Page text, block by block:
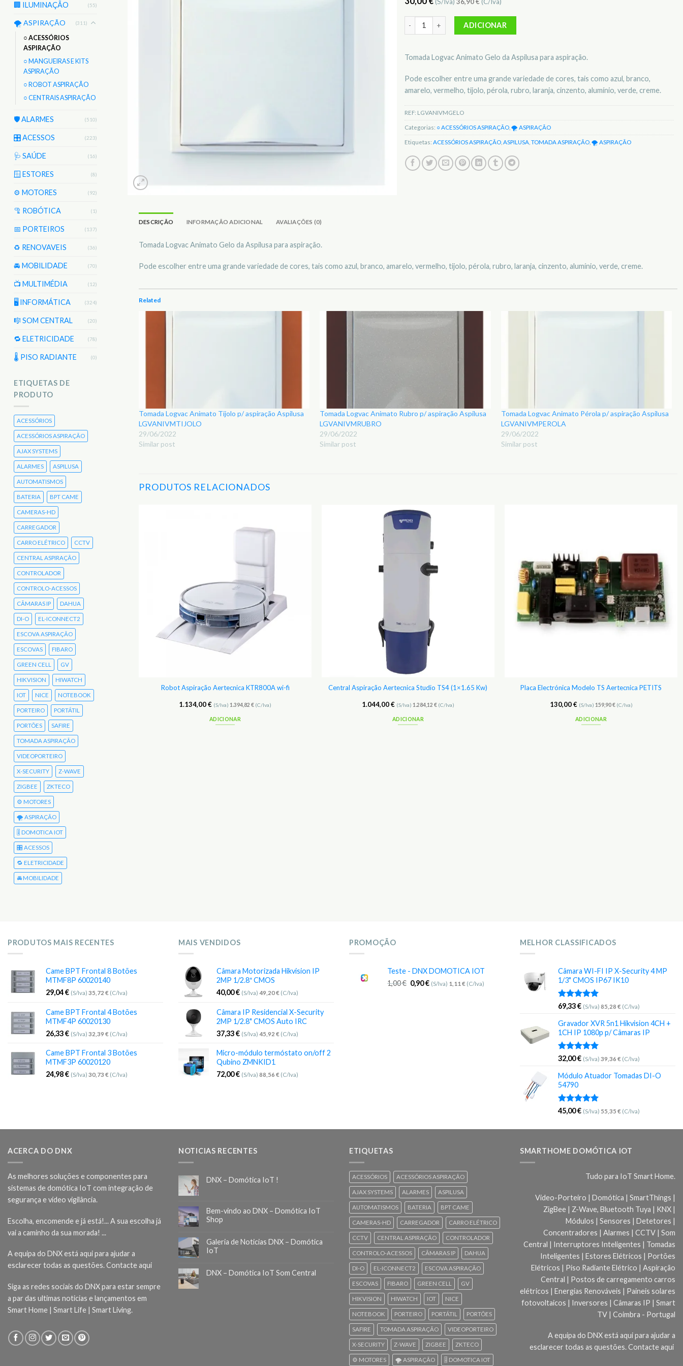
🏢 ILUMINAÇÃO (55)
🌪️ ASPIRAÇÃO (311)
○ ACESSÓRIOS
ASPIRAÇÃO
○ MANGUEIRAS E KITS
ASPIRAÇÃO
○ ROBOT ASPIRAÇÃO
○ CENTRAIS ASPIRAÇÃO
🛡️ ALARMES (510)
🎛️ ACESSOS (223)
🩺 SAÚDE (16)
🪟 ESTORES (8)
⚙️ MOTORES (92)
🦿 ROBÓTICA (1)
📅 PORTEIROS (137)
♻️ RENOVAVEIS (36)
🚘 MOBILIDADE (70)
📺 MULTIMÉDIA (12)
🖥️ INFORMÁTICA (324)
🎼 SOM CENTRAL (20)
🔁 ELETRICIDADE (78)
🌡 PISO RADIANTE (0)
ETIQUETAS DE
PRODUTO
ACESSÓRIOS
ACESSÓRIOS ASPIRAÇÃO
AJAX SYSTEMS
ALARMES ASPILUSA
AUTOMATISMOS
BATERIA BPT CAME
CAMERAS-HD
CARREGADOR
CARRO ELÉTRICO CCTV
CENTRAL ASPIRAÇÃO
CONTROLADOR
CONTROLO-ACESSOS
CÂMARAS IP DAHUA
DI-O EL-ICONNECT2
ESCOVA ASPIRAÇÃO
ESCOVAS FIBARO
GREEN CELL GV
HIKVISION HIWATCH
IOT NICE NOTEBOOK
PORTEIRO PORTÁTIL
PORTÕES SAFIRE
TOMADA ASPIRAÇÃO
VIDEOPORTEIRO
X-SECURITY Z-WAVE
ZIGBEE ZKTECO
⚙️ MOTORES
🌪️ ASPIRAÇÃO
🎚️ DOMOTICA IOT
🎛️ ACESSOS
🔁 ELETRICIDADE
🚘 MOBILIDADE
(S/Iva) 36,90€ (C/Iva)
Quantidade de Tomada Logvac Animato Gelo p/ aspiração Aspilusa LGVANIVMGELO
ADICIONAR
Tomada Logvac Animato Gelo da Aspilusa para aspiração.
Pode escolher entre uma grande variedade de cores, tais como azul, branco,
amarelo, vermelho, tijolo, pérola, rubro, laranja, cinzento, alumínio, verde, creme.
REF: LGVANIVMGELO
Categorias: ○ ACESSÓRIOS ASPIRAÇÃO 🌪️ ASPIRAÇÃO
Etiquetas: ACESSÓRIOS ASPIRAÇÃO ASPILUSA TOMADA ASPIRAÇÃO 🌪️ ASPIRAÇÃO
DESCRIÇÃO INFORMAÇÃO ADICIONAL AVALIAÇÕES (0)
Tomada Logvac Animato Gelo da Aspilusa para aspiração.
Pode escolher entre uma grande variedade de cores, tais como azul, branco, amarelo, vermelho, tijolo, pérola, rubro, laranja, cinzento, alumínio, verde, creme.
Related
Tomada Logvac Animato Tijolo p/ aspiração Aspilusa
LGVANIVMTIJOLO
29/06/2022
Similar post
Tomada Logvac Animato Rubro p/ aspiração Aspilusa
LGVANIVMRUBRO
29/06/2022
Similar post
Tomada Logvac Animato Pérola p/ aspiração Aspilusa
LGVANIVMPEROLA
29/06/2022
Similar post
PRODUTOS RELACIONADOS
Robot Aspiração Aertecnica KTR800A wi-fi
1.134,00€ (S/Iva) 1.394,82 € (C/Iva)
ADICIONAR
Central Aspiração Aertecnica Studio TS4 (1×1.65 Kw)
1.044,00€ (S/Iva) 1.284,12 €(C/Iva)
ADICIONAR
Placa Electrónica Modelo TS Aertecnica PETITS
130,00€ (S/Iva) 159,90€(C/Iva)
ADICIONAR
Aspiração Aertecnica Precision 1
FCT1
85,00€ (S/Iva)104,55€(C/Iva)
ADICIONAR
PRODUTOS MAIS RECENTES
Came BPT Frontal 8 Botões
MTMF8P 60020140
29,04€ (S/Iva) 35,72 € (C/Iva)
Came BPT Frontal 4 Botões
MTMF4P 60020130
26,33€ (S/Iva) 32,39 € (C/Iva)
Came BPT Frontal 3 Botões
MTMF3P 60020120
24,98€ (S/Iva) 30,73 € (C/Iva)
MAIS VENDIDOS
Câmara Motorizada Hikvision IP
2MP 1/2.8″ CMOS
40,00€ (S/Iva) 49,20€ (C/Iva)
Câmara IP Residencial X-Security
2MP 1/2.8" CMOS Auto IRC
37,33€ (S/Iva) 45,92 € (C/Iva)
Micro-módulo termóstato on/off 2
Qubino ZMNKID1
72,00€ (S/Iva) 88,56 € (C/Iva)
PROMOÇÃO
Teste - DNX DOMOTICA IOT
1,00€ 0,90€ (S/Iva) 1,11€ (C/Iva)
MELHOR CLASSIFICADOS
Câmara WI-FI IP X-Security 4 MP
1/3" CMOS IP67 IK10
Avaliação
69,33€ (S/Iva) 85,28 € (C/Iva)
Gravador XVR 5n1 Hikvision 4CH +
1CH IP 1080p p/ Câmaras IP
Avaliação
32,00€ (S/Iva) 39,36 € (C/Iva)
Módulo Atuador Tomadas DI-O
54790
Avaliação
45,00€ (S/Iva) 55,35 € (C/Iva)
ACERCA DO DNX
As melhores soluções e componentes para
sistemas de domótica IoT com integração de
segurança e vídeo vigilância.
Escolha, encomende e já está!... A sua escolha já
vai a caminho da sua morada! ...
A equipa do DNX está aqui para ajudar a
esclarecer todas as questões.Contacte aqui
Siga as redes sociais do DNX para estar sempre
a par das ultimas noticias e lançamentos em
Smart Home | Smart Life | Smart Living.
NOTICIAS RECENTES
DNX – Domótica IoT !
Bem-vindo ao DNX – Domótica IoT
Shop
Galeria de Noticias DNX – Domótica
IoT
DNX – Domótica IoT Som Central
ETIQUETAS
ACESSÓRIOS ACESSÓRIOS ASPIRAÇÃO
AJAX SYSTEMS ALARMES ASPILUSA
AUTOMATISMOS BATERIA BPT CAME
CAMERAS-HD CARREGADOR CARRO ELÉTRICO
CCTV CENTRAL ASPIRAÇÃO CONTROLADOR
CONTROLO-ACESSOS CÂMARAS IP DAHUA
DI-O EL-ICONNECT2 ESCOVA ASPIRAÇÃO
ESCOVAS FIBARO GREEN CELL GV
HIKVISION HIWATCH IOT NICE
NOTEBOOK PORTEIRO PORTÁTIL PORTÕES
SAFIRE TOMADA ASPIRAÇÃO VIDEOPORTEIRO
X-SECURITY Z-WAVE ZIGBEE ZKTECO
⚙️ MOTORES 🌪️ ASPIRAÇÃO 🎚️ DOMOTICA IOT
SMARTHOME DOMÓTICA IOT
Tudo para IoT Smart Home.
Video-Porteiro | Domótica | SmartThings |
ZigBee | Z-Wave, Bluetooth Tuya | KNX |
Módulos | Sensores | Detetores |
Concentradores | Alarmes | CCTV | Som
Central | Interruptores Inteligentes | Tomadas
Inteligentes | Estores Elétricos | Portões
Elétricos | Piso Radiante Elétrico | Aspiração
Central | Postos de carregamento carros
elétricos | Energias Renováveis | Paineis solares
fotovoltaicos | Inversores | Câmaras IP | Smart
TV | Coimbra - Portugal
A equipa do DNX está aqui para ajudar a
esclarecer todas as questões.Contacte aqui